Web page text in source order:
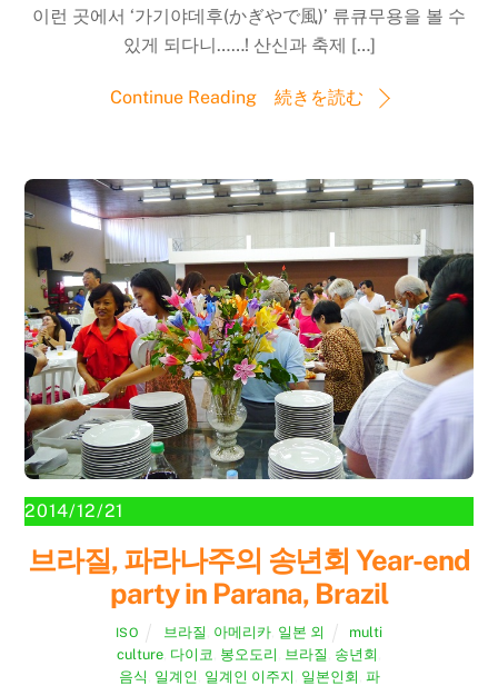
이런 곳에서 ‘가기야데후(かぎやで風)’ 류큐무용을 볼 수
있게 되다니……! 산신과 축제 […]
Continue Reading 続きを読む
2014/12/21
브라질, 파라나주의 송년회 Year-end
party in Parana, Brazil
ISO 브라질 아메리카, 일본 외
multi
culture 다이코 봉오도리 브라질 송년회
음식 일계인 일계인 이주지 일본인회 파